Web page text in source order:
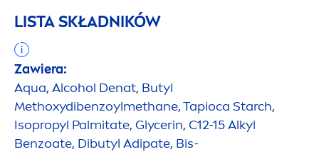
LISTA SKŁADNIKÓW
Zawiera:
Aqua, Alcohol Denat, Butyl
Methoxydibenzoylmethane, Tapioca Starch,
Isopropyl Palmitate, Glycerin, C12-15 Alkyl
Benzoate, Dibutyl Adipate, Bis-